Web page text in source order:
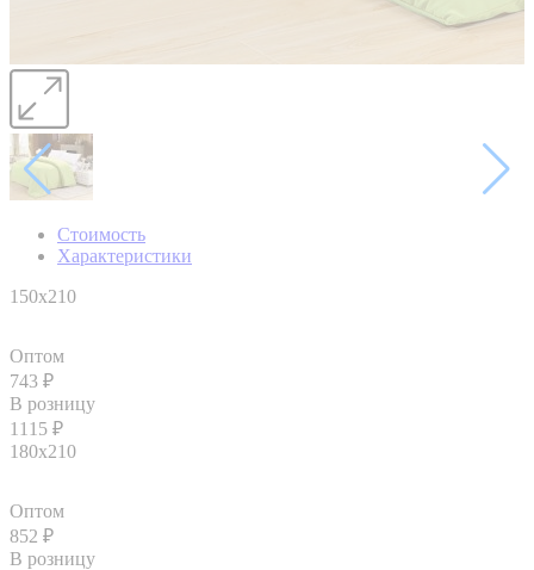
Стоимость
Характеристики
150x210
Оптом
743 ₽
В розницу
1115 ₽
180x210
Оптом
852 ₽
В розницу